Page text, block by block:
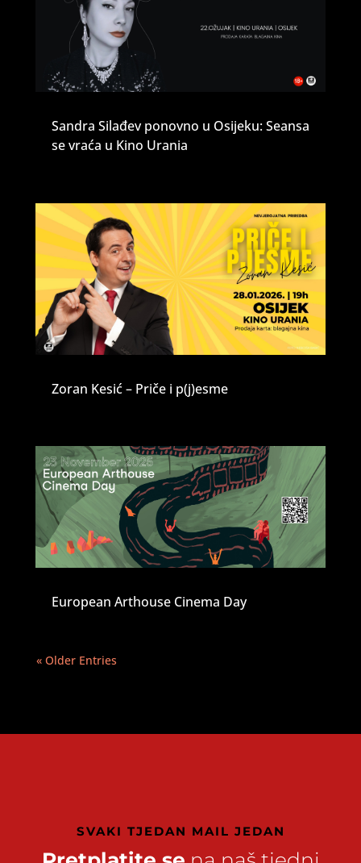
Sandra Silađev ponovno u Osijeku: Seansa
se vraća u Kino Urania
Zoran Kesić – Priče i p(j)esme
European Arthouse Cinema Day
« Older Entries
SVAKI TJEDAN MAIL JEDAN